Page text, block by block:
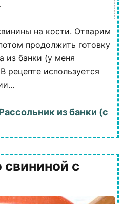
на кости. Отварим
продолжить готовку
из банки (у меня
рецепте используется
из банки (с
свининой с